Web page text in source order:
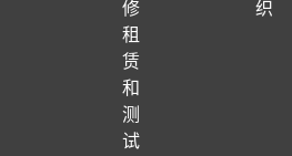
修
租
赁
和
测
试
织